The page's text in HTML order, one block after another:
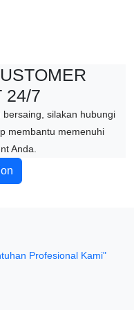
24/7
silakan hubungi
membantu memenuhi
Anda.
Profesional Kami"